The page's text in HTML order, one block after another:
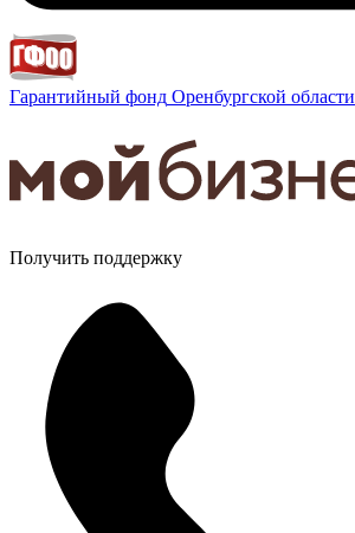
Гарантийный фонд Оренбургской области
Получить поддержку